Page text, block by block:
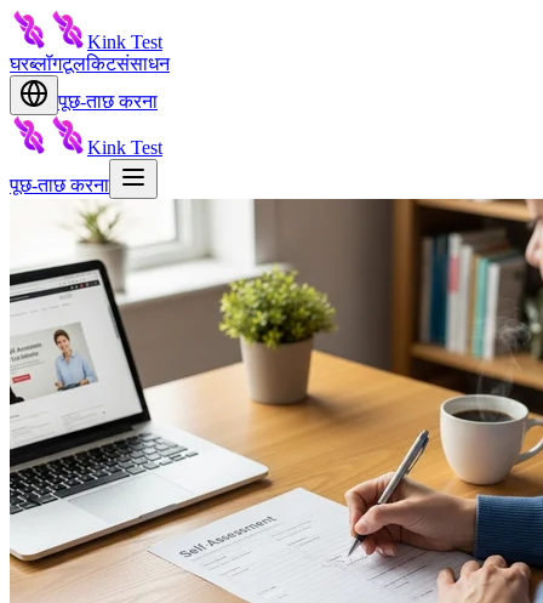
Kink Test
घरब्लॉगटूलकिटसंसाधन
पूछ-ताछ करना
Kink Test
पूछ-ताछ करना